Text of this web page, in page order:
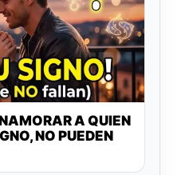
A QUIEN
NO PUEDEN